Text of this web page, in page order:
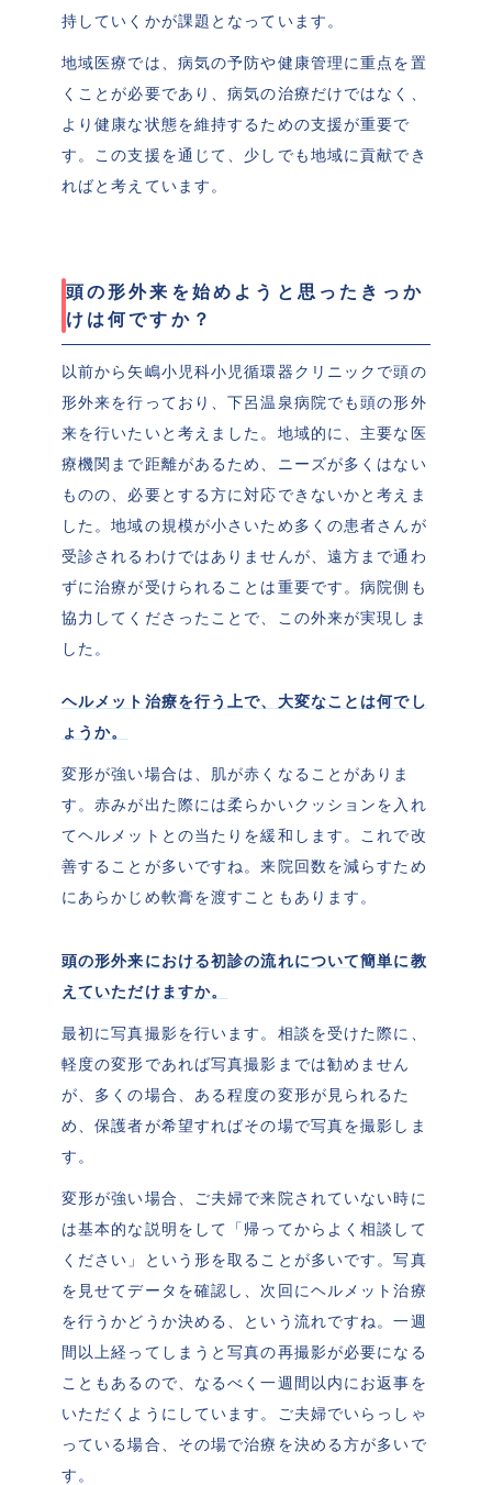
持していくかが課題となっています。
地域医療では、病気の予防や健康管理に重点を置
くことが必要であり、病気の治療だけではなく、
より健康な状態を維持するための支援が重要で
す。この支援を通じて、少しでも地域に貢献でき
ればと考えています。
頭の形外来を始めようと思ったきっか
けは何ですか？
以前から矢嶋小児科小児循環器クリニックで頭の
形外来を行っており、下呂温泉病院でも頭の形外
来を行いたいと考えました。地域的に、主要な医
療機関まで距離があるため、ニーズが多くはない
ものの、必要とする方に対応できないかと考えま
した。地域の規模が小さいため多くの患者さんが
受診されるわけではありませんが、遠方まで通わ
ずに治療が受けられることは重要です。病院側も
協力してくださったことで、この外来が実現しま
した。
ヘルメット治療を行う上で、大変なことは何でし
ょうか。
変形が強い場合は、肌が赤くなることがありま
す。赤みが出た際には柔らかいクッションを入れ
てヘルメットとの当たりを緩和します。これで改
善することが多いですね。来院回数を減らすため
にあらかじめ軟膏を渡すこともあります。
頭の形外来における初診の流れについて簡単に教
えていただけますか。
最初に写真撮影を行います。相談を受けた際に、
軽度の変形であれば写真撮影までは勧めません
が、多くの場合、ある程度の変形が見られるた
め、保護者が希望すればその場で写真を撮影しま
す。
変形が強い場合、ご夫婦で来院されていない時に
は基本的な説明をして「帰ってからよく相談して
ください」という形を取ることが多いです。写真
を見せてデータを確認し、次回にヘルメット治療
を行うかどうか決める、という流れですね。一週
間以上経ってしまうと写真の再撮影が必要になる
こともあるので、なるべく一週間以内にお返事を
いただくようにしています。ご夫婦でいらっしゃ
っている場合、その場で治療を決める方が多いで
す。